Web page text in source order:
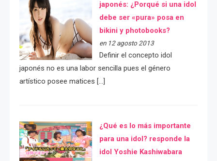
japonés: ¿Porqué si una idol
debe ser «pura» posa en
bikini y photobooks?
en 12 agosto 2013
Definir el concepto idol
japonés no es una labor sencilla pues el género
artístico posee matices […]
¿Qué es lo más importante
para una idol? responde la
idol Yoshie Kashiwabara